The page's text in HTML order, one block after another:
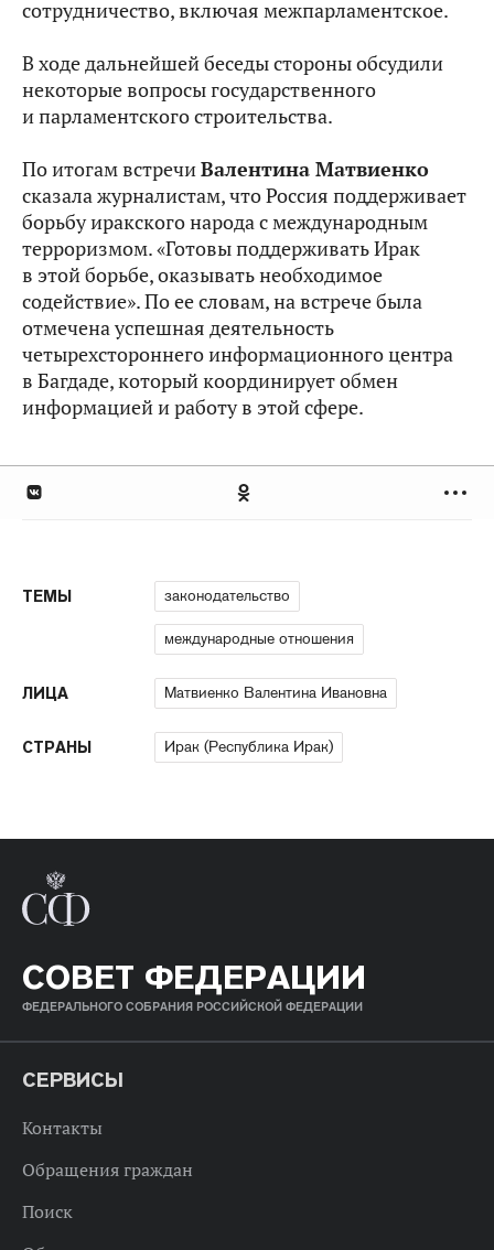
сотрудничество, включая межпарламентское.
В ходе дальнейшей беседы стороны обсудили
некоторые вопросы государственного
и парламентского строительства.
По итогам встречиВалентина Матвиенко
сказала журналистам, что Россия поддерживает
борьбу иракского народа с международным
терроризмом. «Готовы поддерживать Ирак
в этой борьбе, оказывать необходимое
содействие». По ее словам, на встрече была
отмечена успешная деятельность
четырехстороннего информационного центра
в Багдаде, который координирует обмен
информацией и работу в этой сфере.
ТЕМЫ законодательство
международные отношения
ЛИЦА Матвиенко Валентина Ивановна
СТРАНЫ Ирак (Республика Ирак)
СОВЕТ ФЕДЕРАЦИИ
ФЕДЕРАЛЬНОГО СОБРАНИЯ РОССИЙСКОЙ ФЕДЕРАЦИИ
СЕРВИСЫ
Контакты
Обращения граждан
Поиск